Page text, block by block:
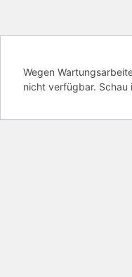
Wegen
nicht verfügbar. Schau